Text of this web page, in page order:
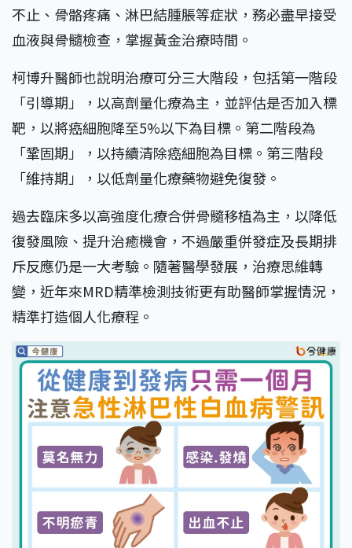
不止、骨骼疼痛、淋巴結腫脹等症狀，務必盡早接受
血液與骨髓檢查，掌握黃金治療時間。
柯博升醫師也說明治療可分三大階段，包括第一階段
「引導期」，以高劑量化療為主，並評估是否加入標
靶，以將癌細胞降至5%以下為目標。第二階段為
「鞏固期」，以持續清除癌細胞為目標。第三階段
「維持期」，以低劑量化療藥物避免復發。
過去臨床多以高強度化療合併骨髓移植為主，以降低
復發風險、提升治癒機會，不過嚴重併發症及長期排
斥反應仍是一大考驗。隨著醫學發展，治療思維轉
變，近年來MRD精準檢測技術更有助醫師掌握情況，
精準打造個人化療程。